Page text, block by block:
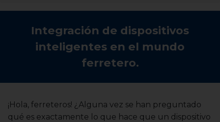
Integración de dispositivos
inteligentes en el mundo
ferretero.
¡Hola, ferreteros! ¿Alguna vez se han preguntado
qué es exactamente lo que hace que un dispositivo